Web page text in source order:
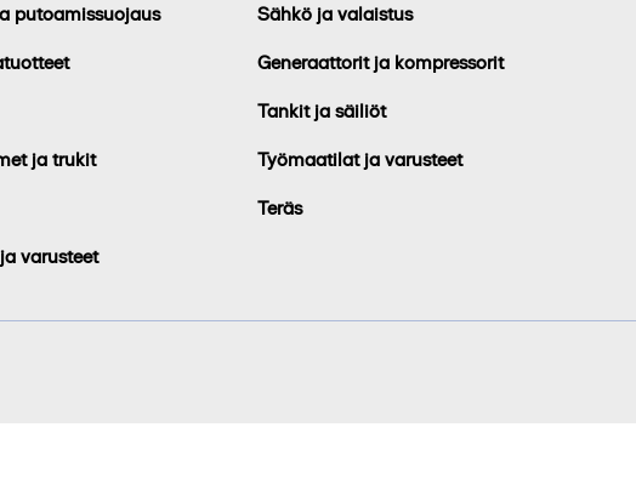
putoamissuojaus
ja trukit
varusteet
Sähkö ja valaistus
Generaattorit ja kompressorit
Tankit ja säiliöt
Työmaatilat ja varusteet
Teräs